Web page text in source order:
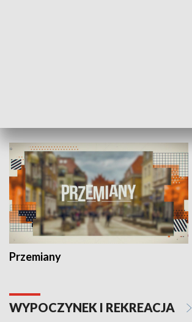
Przemiany
WYPOCZYNEK I REKREACJA